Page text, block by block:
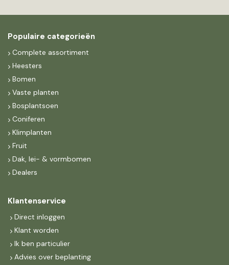
Populaire categorieën
Complete assortiment
Heesters
Bomen
Vaste planten
Bosplantsoen
Coniferen
Klimplanten
Fruit
Dak, lei- & vormbomen
Dealers
Klantenservice
Direct inloggen
Klant worden
Ik ben particulier
Advies over beplanting